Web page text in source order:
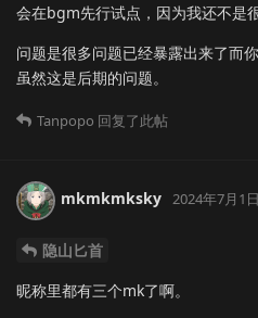
会在bgm先行试点，因为我还不是
问题是很多问题已经暴露出来了而
虽然这是后期的问题。
Tanpopo 回复了此帖
mkmkmksky 2024年7月1日
隐山匕首
昵称里都有三个mk了啊。